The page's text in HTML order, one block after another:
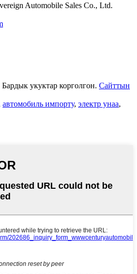
Automobile Sales Co., Ltd.
укуктар корголгон. Сайттын
автомобиль импорту, электр унаа,